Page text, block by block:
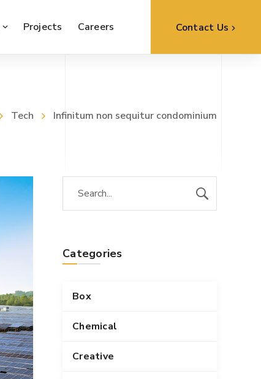
Projects Careers Contact Us
Tech Infinitum non sequitur condominium
Categories
Box
Chemical
Creative